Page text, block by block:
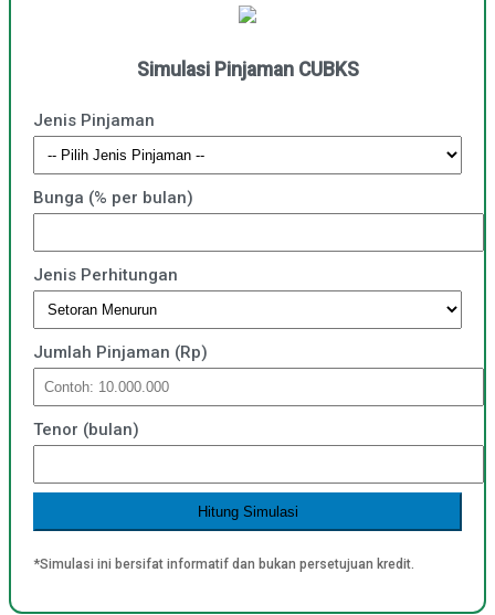
Simulasi Pinjaman CUBKS
Jenis Pinjaman
Bunga (% per bulan)
Jenis Perhitungan
Jumlah Pinjaman (Rp)
Tenor (bulan)
Hitung Simulasi
*Simulasi ini bersifat informatif dan bukan persetujuan kredit.